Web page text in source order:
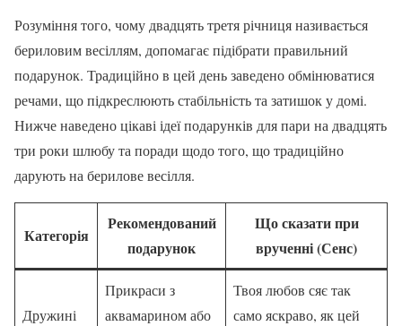
Розуміння того, чому двадцять третя річниця називається
бериловим весіллям, допомагає підібрати правильний
подарунок. Традиційно в цей день заведено обмінюватися
речами, що підкреслюють стабільність та затишок у домі.
Нижче наведено цікаві ідеї подарунків для пари на двадцять
три роки шлюбу та поради щодо того, що традиційно
дарують на берилове весілля.
Категорія
Рекомендований
подарунок
Що сказати при
врученні (Сенс)
Дружині
Прикраси з
аквамарином або
Твоя любов сяє так
само яскраво, як цей